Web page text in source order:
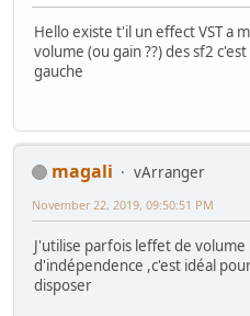
Hello existe t'il un effect VST a
volume (ou gain ??) des sf2
gauche
magali
vArranger
November 22, 2019, 09:50:51 PM
J'utilise parfois leffet de
d'indépendence ,c'est idéal
disposer